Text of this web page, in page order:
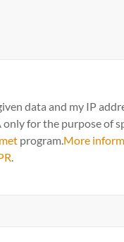
data and my IP
only for the purpose of
program. More